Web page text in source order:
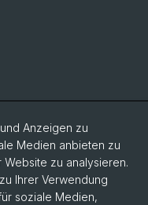
Anzeigen zu
Medien anbieten zu
zu analysieren.
Ihrer Verwendung
soziale Medien,